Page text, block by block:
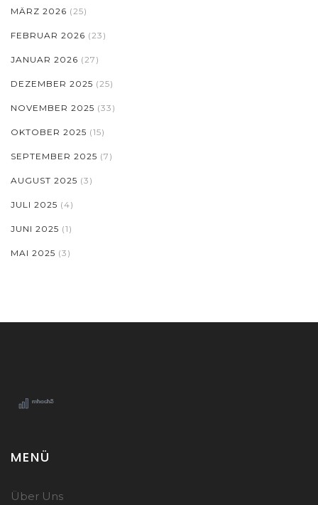
MÄRZ 2026 (25)
FEBRUAR 2026 (23)
JANUAR 2026 (27)
DEZEMBER 2025 (25)
NOVEMBER 2025 (33)
OKTOBER 2025 (15)
SEPTEMBER 2025 (7)
AUGUST 2025 (3)
JULI 2025 (4)
JUNI 2025 (1)
MAI 2025 (3)
MENÜ
Über Uns